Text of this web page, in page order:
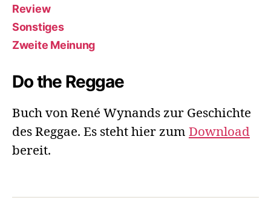
Review
Sonstiges
Zweite Meinung
Do the Reggae
Buch von René Wynands zur Geschichte
des Reggae. Es steht hier zum Download
bereit.